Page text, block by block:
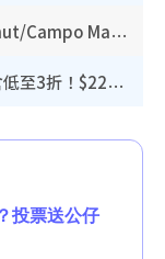
開倉優惠｜銅鑼灣時代廣場Doughnut/Campo Marzio開倉低至1折！背囊、書包、手袋劈價$200起
廚具開倉｜特福Tefal廚具/家電開倉低至3折！$220起買平底鍋/炒鑊/湯煲！電飯煲/吸塵機/燙斗$418起